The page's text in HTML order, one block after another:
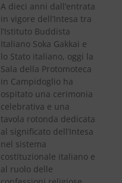
A dieci anni dall’entrata
in vigore dell’Intesa tra
l’Istituto Buddista
Italiano Soka Gakkai e
lo Stato italiano, oggi la
Sala della Protomoteca
in Campidoglio ha
ospitato una cerimonia
celebrativa e una
tavola rotonda dedicata
al significato dell’Intesa
nel sistema
costituzionale italiano e
al ruolo delle